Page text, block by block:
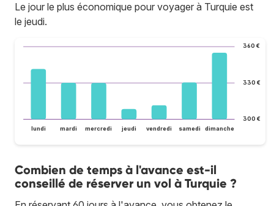
Le jour le plus économique pour voyager à Turquie est
le jeudi.
300 €
330 €
360 €
lundi mardi mercredi jeudi vendredi samedi dimanche
Combien de temps à l'avance est-il
conseillé de réserver un vol à Turquie ?